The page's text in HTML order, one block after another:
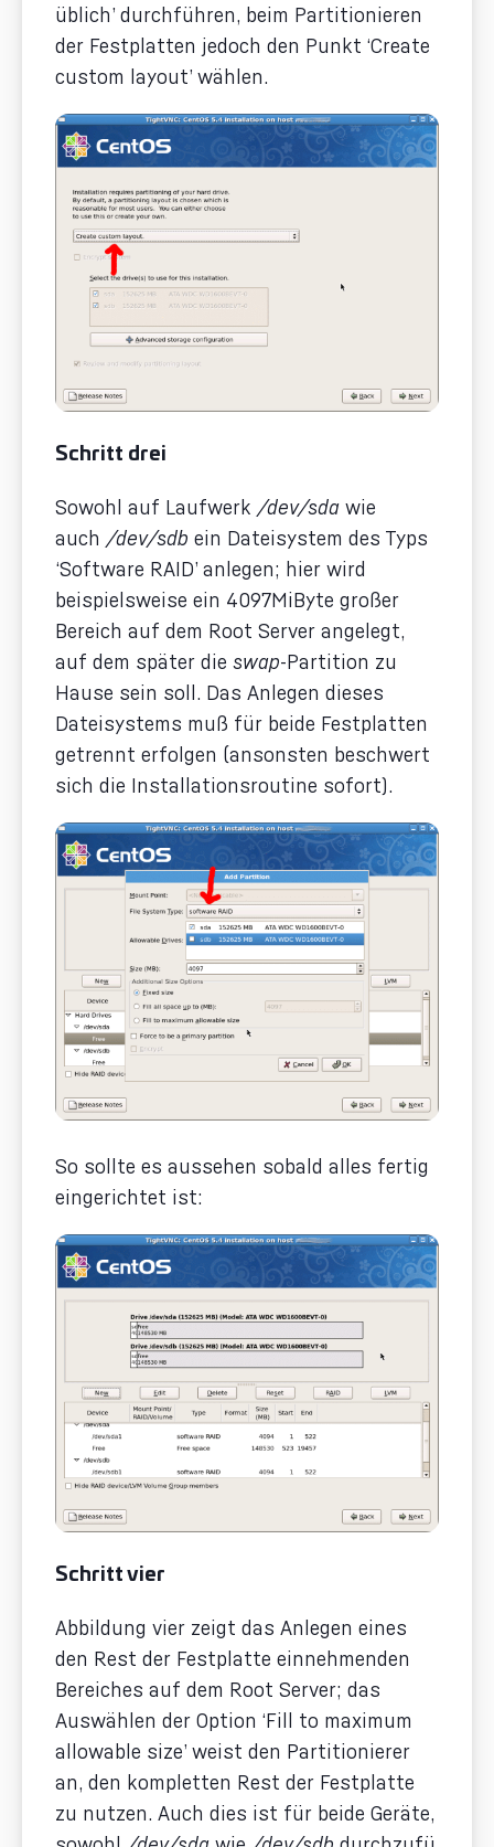
üblich’ durchführen, beim Partitionieren
der Festplatten jedoch den Punkt ‘Create
custom layout’ wählen.
Schritt drei
Sowohl auf Laufwerk /dev/sda wie
auch /dev/sdb ein Dateisystem des Typs
‘Software RAID’ anlegen; hier wird
beispielsweise ein 4097MiByte großer
Bereich auf dem Root Server angelegt,
auf dem später die swap-Partition zu
Hause sein soll. Das Anlegen dieses
Dateisystems muß für beide Festplatten
getrennt erfolgen (ansonsten beschwert
sich die Installationsroutine sofort).
So sollte es aussehen sobald alles fertig
eingerichtet ist:
Schritt vier
Abbildung vier zeigt das Anlegen eines
den Rest der Festplatte einnehmenden
Bereiches auf dem Root Server; das
Auswählen der Option ‘Fill to maximum
allowable size’ weist den Partitionierer
an, den kompletten Rest der Festplatte
zu nutzen. Auch dies ist für beide Geräte,